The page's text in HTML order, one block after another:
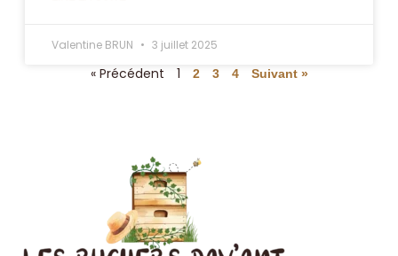
Valentine BRUN 3 juillet 2025
« Précédent 1 2 3 4 Suivant »